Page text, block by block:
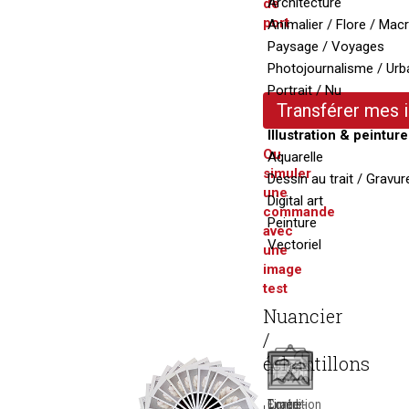
de
port
Transférer mes
Ou
simuler
une
commande
avec
une
image
test
Tirage
Expédition
Contre-
Animalier / Flore /
Paysage / Voyages
Photojournalisme /
Portrait / Nu
Illustration & peinture
Aquarelle
Dessin au trait /
Digital art
Peinture
Vectoriel
Nuancier
/
échantillons